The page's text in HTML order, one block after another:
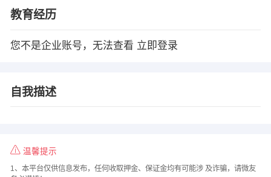
教育经历
您不是企业账号，无法查看 立即登录
自我描述
温馨提示
1、本平台仅供信息发布，任何收取押金、保证金均有可能涉 及诈骗，请微友